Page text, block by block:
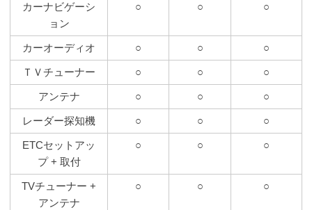
カーナビゲーシ
ョン
○ ○ ○
カーオーディオ ○ ○ ○
ＴＶチューナー ○ ○ ○
アンテナ ○ ○ ○
レーダー探知機 ○ ○ ○
ETCセットアッ
プ + 取付
○ ○ ○
TVチューナー +
アンテナ
○ ○ ○